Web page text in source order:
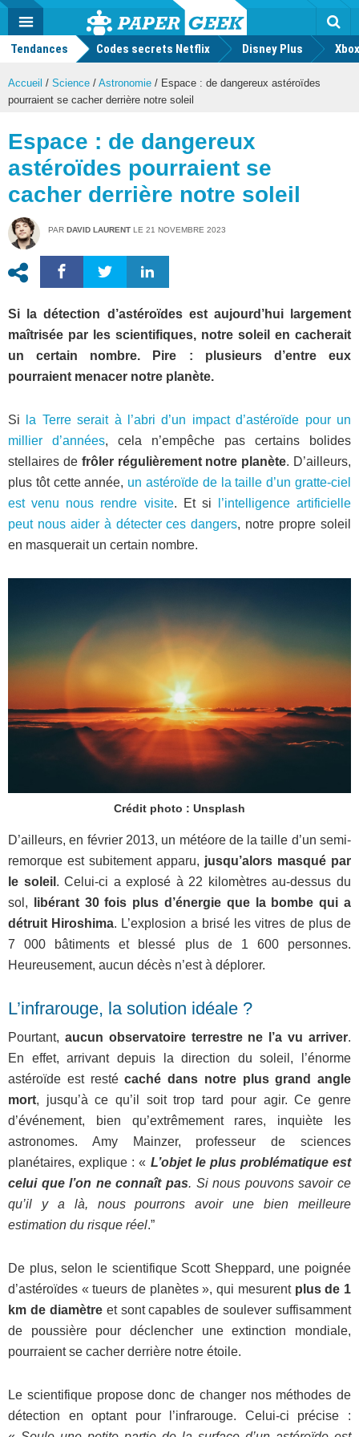
Actu
geek
MENU
Tendances Codes secrets Netflix Disney Plus
Accueil / Science / Astronomie / Espace : de dangereux astéroïdes
pourraient se cacher derrière notre soleil
Espace : de dangereux
astéroïdes pourraient se
cacher derrière notre soleil
PAR DAVID LAURENT LE 21 NOVEMBRE 2023
Si la détection d’astéroïdes est aujourd’hui largement
maîtrisée par les scientifiques, notre soleil en cacherait
un certain nombre. Pire : plusieurs d’entre eux
pourraient menacer notre planète.
Si
la Terre serait à l’abri d’un impact d’astéroïde pour un
millier d’années, cela n’empêche pas certains bolides
stellaires defrôler régulièrement notre planète. D’ailleurs,
plus tôt cette année, un astéroïde de la taille d’un gratte-ciel
est venu nous rendre visite. Et si
l’intelligence artificielle
peut nous aider à détecter ces dangers, notre propre soleil
en masquerait un certain nombre.
Crédit photo : Unsplash
D’ailleurs, en février 2013, un météore de la taille d’un semi-
remorque est subitement apparu, jusqu’alors masqué par
le soleil . Celui-ci a explosé à 22 kilomètres au-dessus du
sol, libérant 30 fois plus d’énergie que la bombe qui a
détruit Hiroshima. L’explosion a brisé les vitres de plus de
7 000 bâtiments et blessé plus de 1 600 personnes.
Heureusement, aucun décès n’est à déplorer.
L’infrarouge, la solution idéale ?
Pourtant, aucun observatoire terrestre ne l’a vu arriver.
En effet, arrivant depuis la direction du soleil, l’énorme
astéroïde est restécaché dans notre plus grand angle
mort, jusqu’à ce qu’il soit trop tard pour agir. Ce genre
d’événement, bien qu’extrêmement rares, inquiète les
astronomes. Amy Mainzer, professeur de sciences
planétaires, explique : « L’objet le plus problématique est
celui que l’on ne connaît pas. Si nous pouvons savoir ce
qu’il y a là, nous pourrons avoir une bien meilleure
estimation du risque réel.”
De plus, selon le scientifique Scott Sheppard, une poignée
d’astéroïdes « tueurs de planètes », qui mesurentplus de 1
km de diamètre et sont capables de soulever suffisamment
de poussière pour déclencher une extinction mondiale,
pourraient se cacher derrière notre étoile.
Le scientifique propose donc de changer nos méthodes de
détection en optant pour l’infrarouge. Celui-ci précise :
Mode
FacebookTwitter Youtube